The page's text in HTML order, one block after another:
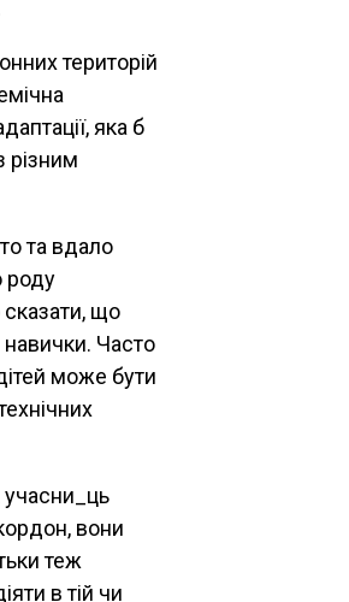
територій
яка б
різним
та вдало
роду
що
навички. Часто
може бути
вони
теж
в тій чи